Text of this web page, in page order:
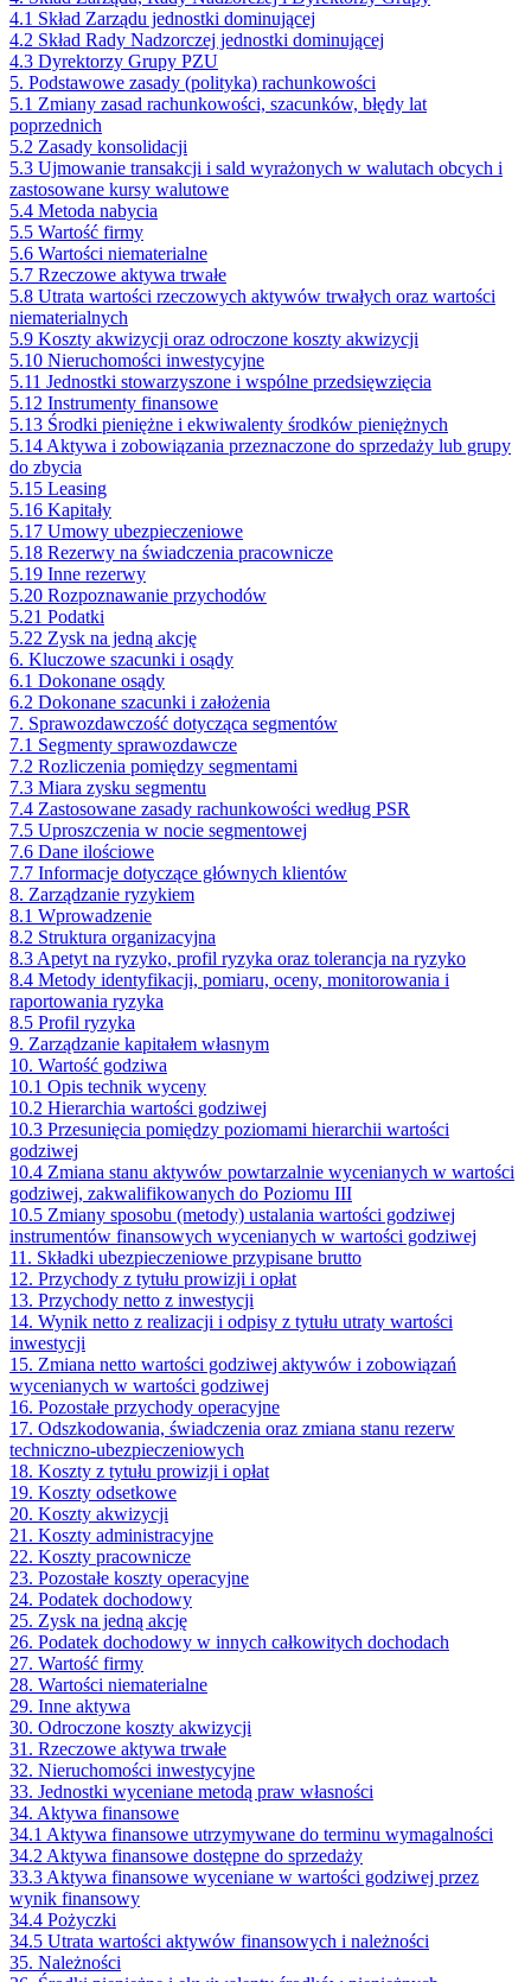
4.1 Skład Zarządu jednostki dominującej
4.2 Skład Rady Nadzorczej jednostki dominującej
4.3 Dyrektorzy Grupy PZU
5. Podstawowe zasady (polityka) rachunkowości
5.1 Zmiany zasad rachunkowości, szacunków, błędy lat
poprzednich
5.2 Zasady konsolidacji
5.3 Ujmowanie transakcji i sald wyrażonych w walutach obcych i
zastosowane kursy walutowe
5.4 Metoda nabycia
5.5 Wartość firmy
5.6 Wartości niematerialne
5.7 Rzeczowe aktywa trwałe
5.8 Utrata wartości rzeczowych aktywów trwałych oraz wartości
niematerialnych
5.9 Koszty akwizycji oraz odroczone koszty akwizycji
5.10 Nieruchomości inwestycyjne
5.11 Jednostki stowarzyszone i wspólne przedsięwzięcia
5.12 Instrumenty finansowe
5.13 Środki pieniężne i ekwiwalenty środków pieniężnych
5.14 Aktywa i zobowiązania przeznaczone do sprzedaży lub grupy
do zbycia
5.15 Leasing
5.16 Kapitały
5.17 Umowy ubezpieczeniowe
5.18 Rezerwy na świadczenia pracownicze
5.19 Inne rezerwy
5.20 Rozpoznawanie przychodów
5.21 Podatki
5.22 Zysk na jedną akcję
6. Kluczowe szacunki i osądy
6.1 Dokonane osądy
6.2 Dokonane szacunki i założenia
7. Sprawozdawczość dotycząca segmentów
7.1 Segmenty sprawozdawcze
7.2 Rozliczenia pomiędzy segmentami
7.3 Miara zysku segmentu
7.4 Zastosowane zasady rachunkowości według PSR
7.5 Uproszczenia w nocie segmentowej
7.6 Dane ilościowe
7.7 Informacje dotyczące głównych klientów
8. Zarządzanie ryzykiem
8.1 Wprowadzenie
8.2 Struktura organizacyjna
8.3 Apetyt na ryzyko, profil ryzyka oraz tolerancja na ryzyko
8.4 Metody identyfikacji, pomiaru, oceny, monitorowania i
raportowania ryzyka
8.5 Profil ryzyka
9. Zarządzanie kapitałem własnym
10. Wartość godziwa
10.1 Opis technik wyceny
10.2 Hierarchia wartości godziwej
10.3 Przesunięcia pomiędzy poziomami hierarchii wartości
godziwej
10.4 Zmiana stanu aktywów powtarzalnie wycenianych w wartości
godziwej, zakwalifikowanych do Poziomu III
10.5 Zmiany sposobu (metody) ustalania wartości godziwej
instrumentów finansowych wycenianych w wartości godziwej
11. Składki ubezpieczeniowe przypisane brutto
12. Przychody z tytułu prowizji i opłat
13. Przychody netto z inwestycji
14. Wynik netto z realizacji i odpisy z tytułu utraty wartości
inwestycji
15. Zmiana netto wartości godziwej aktywów i zobowiązań
wycenianych w wartości godziwej
16. Pozostałe przychody operacyjne
17. Odszkodowania, świadczenia oraz zmiana stanu rezerw
techniczno-ubezpieczeniowych
18. Koszty z tytułu prowizji i opłat
19. Koszty odsetkowe
20. Koszty akwizycji
21. Koszty administracyjne
22. Koszty pracownicze
23. Pozostałe koszty operacyjne
24. Podatek dochodowy
25. Zysk na jedną akcję
26. Podatek dochodowy w innych całkowitych dochodach
27. Wartość firmy
28. Wartości niematerialne
29. Inne aktywa
30. Odroczone koszty akwizycji
31. Rzeczowe aktywa trwałe
32. Nieruchomości inwestycyjne
33. Jednostki wyceniane metodą praw własności
34. Aktywa finansowe
34.1 Aktywa finansowe utrzymywane do terminu wymagalności
34.2 Aktywa finansowe dostępne do sprzedaży
33.3 Aktywa finansowe wyceniane w wartości godziwej przez
wynik finansowy
34.4 Pożyczki
34.5 Utrata wartości aktywów finansowych i należności
35. Należności